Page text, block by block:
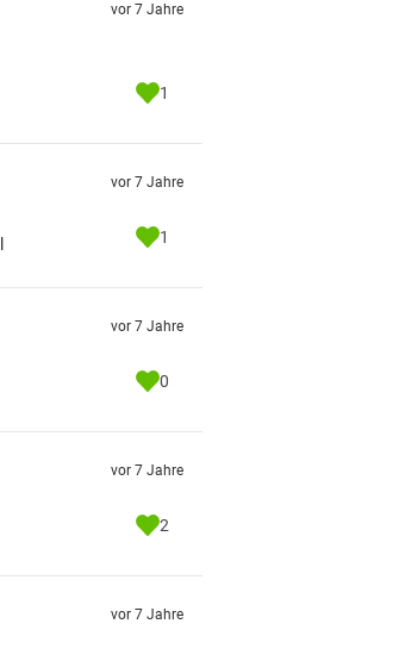
vor 7 Jahre
1
vor 7 Jahre
1
vor 7 Jahre
0
vor 7 Jahre
2
vor 7 Jahre